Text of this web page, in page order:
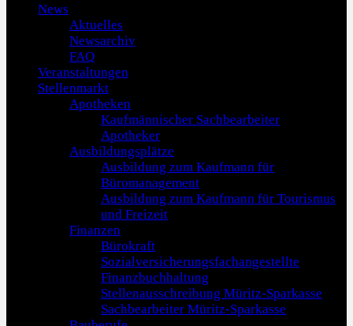
News
Aktuelles
Newsarchiv
FAQ
Veranstaltungen
Stellenmarkt
Apotheken
Kaufmännischer Sachbearbeiter
Apotheker
Ausbildungsplätze
Ausbildung zum Kaufmann für
Büromanagement
Ausbildung zum Kaufmann für Tourismus
und Freizeit
Finanzen
Bürokraft
Sozialversicherungsfachangestellte
Finanzbuchhaltung
Stellenausschreibung Müritz-Sparkasse
Sachbearbeiter Müritz-Sparkasse